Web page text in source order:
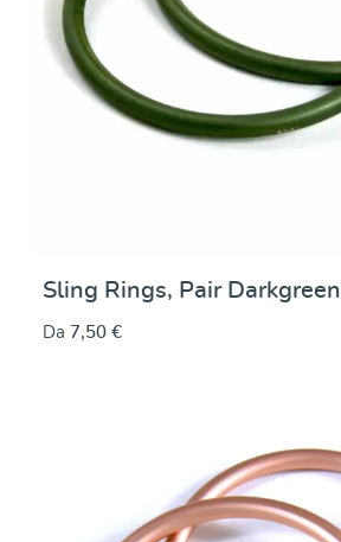
Sling Rings, Pair Darkgreen
Da 7,50 €